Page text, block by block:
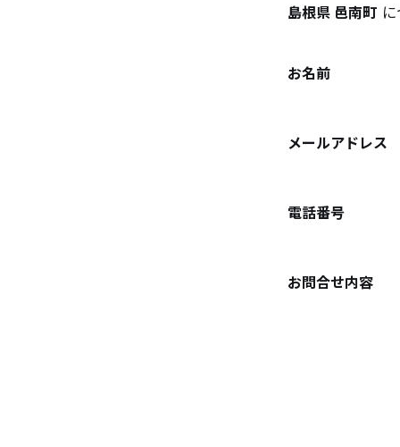
島根県 邑南町
お名前
メールアドレス
電話番号
お問合せ内容